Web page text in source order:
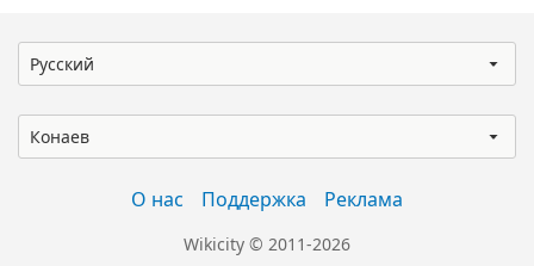
Русский
Конаев
О нас Поддержка Реклама
Wikicity © 2011-2026